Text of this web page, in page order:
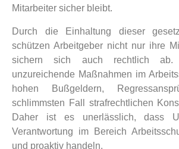
Mitarbeiter sicher bleibt.
Durch die Einhaltung dieser
schützen Arbeitgeber nicht nur ihre
sichern sich auch rechtlich ab.
unzureichende Maßnahmen im
hohen Bußgeldern,
schlimmsten Fall strafrechtlichen
Daher ist es unerlässlich, dass
Verantwortung im Bereich
und proaktiv handeln.